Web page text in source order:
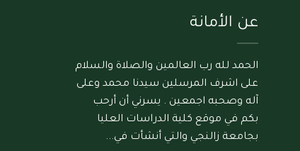
عن الأمانة
الحمد لله رب العالمين والصلاة والسلام
على اشرف المرسلين سيدنا محمد وعلى
آله وصحبه اجمعين . يسرني أن أرحب
بكم في موقع كلية الدراسات العليا
بجامعة زالنجي والتي أنشأت في...